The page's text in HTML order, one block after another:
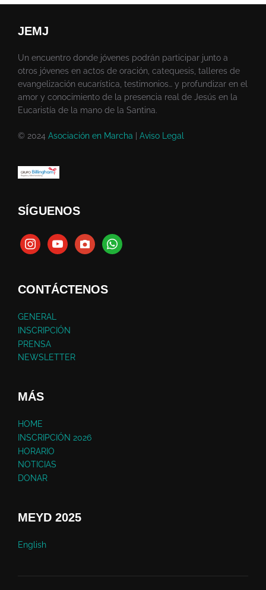
JEMJ
Un encuentro donde jóvenes podrán participar junto a
otros jóvenes en actos de oración, catequesis, talleres de
evangelización eucarística, testimonios… y profundizar en el
amor y conocimiento de la presencia real de Jesús en la
Eucaristía de la mano de la Santina.
© 2024 Asociación en Marcha Aviso Legal
SÍGUENOS
CONTÁCTENOS
GENERAL
INSCRIPCIÓN
PRENSA
NEWSLETTER
MÁS
HOME
INSCRIPCIÓN 2026
HORARIO
NOTICIAS
DONAR
MEYD 2025
English